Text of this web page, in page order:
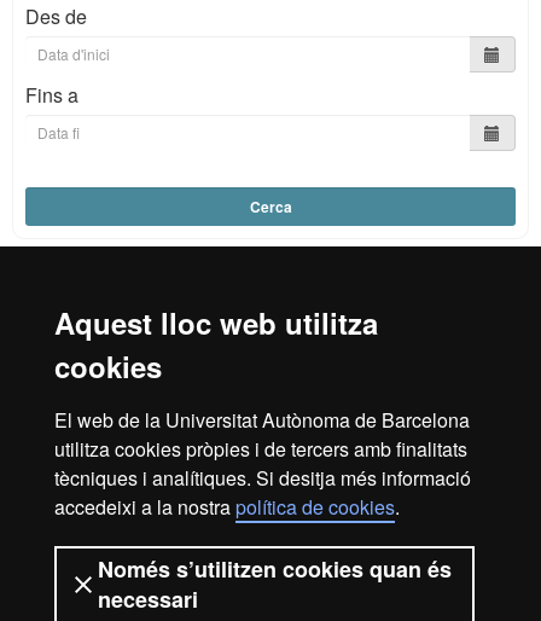
Aquest lloc web utilitza
cookies
El web de la Universitat Autònoma de Barcelona
utilitza cookies pròpies i de tercers amb finalitats
tècniques i analítiques. Si desitja més informació
accedeixi a la nostrapolítica de cookies.
Només s’utilitzen cookies quan és
necessari
Des de
Fins a
Cerca
Reconeixement internacional de l'excel·lència
HR
Inici Avís legal
Política de privacitat
Protecció de dades Sobre el web
Som una universitat capdavantera que imparteix una
docència de qualitat, diversificada, multidisciplinària i